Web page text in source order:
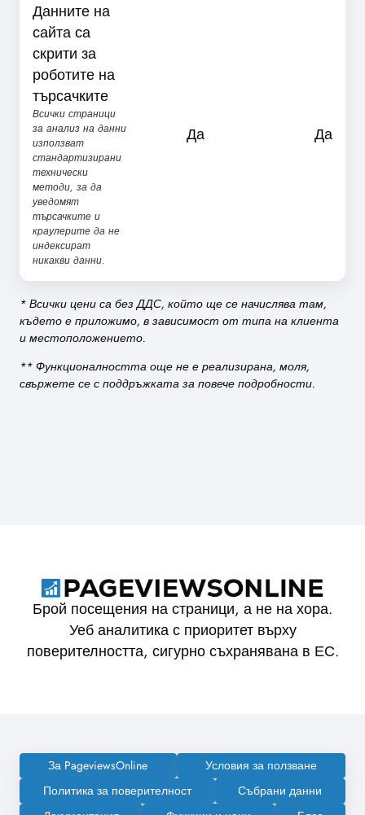
Данните на
сайта са
скрити за
роботите на
търсачките
Всички страници
за анализ на данни
използват
стандартизирани
технически
методи, за да
уведомят
търсачките и
краулерите да не
индексират
никакви данни.
Да Да
* Всички цени са без ДДС, който ще се начислява там,
където е приложимо, в зависимост от типа на клиента
и местоположението.
** Функционалността още не е реализирана, моля,
свържете се с поддръжката за повече подробности.
Брой посещения на страници, а не на хора.
Уеб аналитика с приоритет върху
поверителността, сигурно съхранявана в ЕС.
За PageviewsOnline
Условия за ползване
Политика за поверителност
Събрани данни